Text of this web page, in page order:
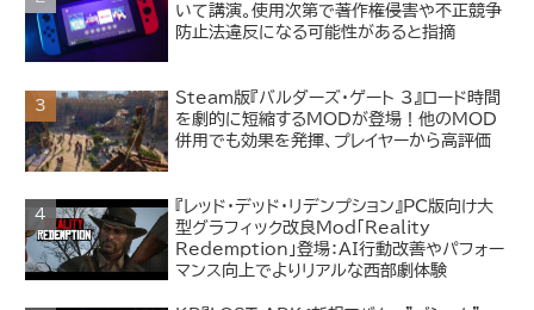
いて講演。使用次第で著作権侵害や不正競争
防止法違反になる可能性があると指摘
Steam版『バルダーズ・ゲート 3』ロード時間
を劇的に短縮するMODが登場！他のMOD
併用でも効果を発揮、プレイヤーから高評価
『レッド・デッド・リデンプション』PC版向け大
型グラフィック改良Mod「Reality
Redemption」登場：AI行動改善やパフォー
マンス向上でよりリアルな西部劇体験